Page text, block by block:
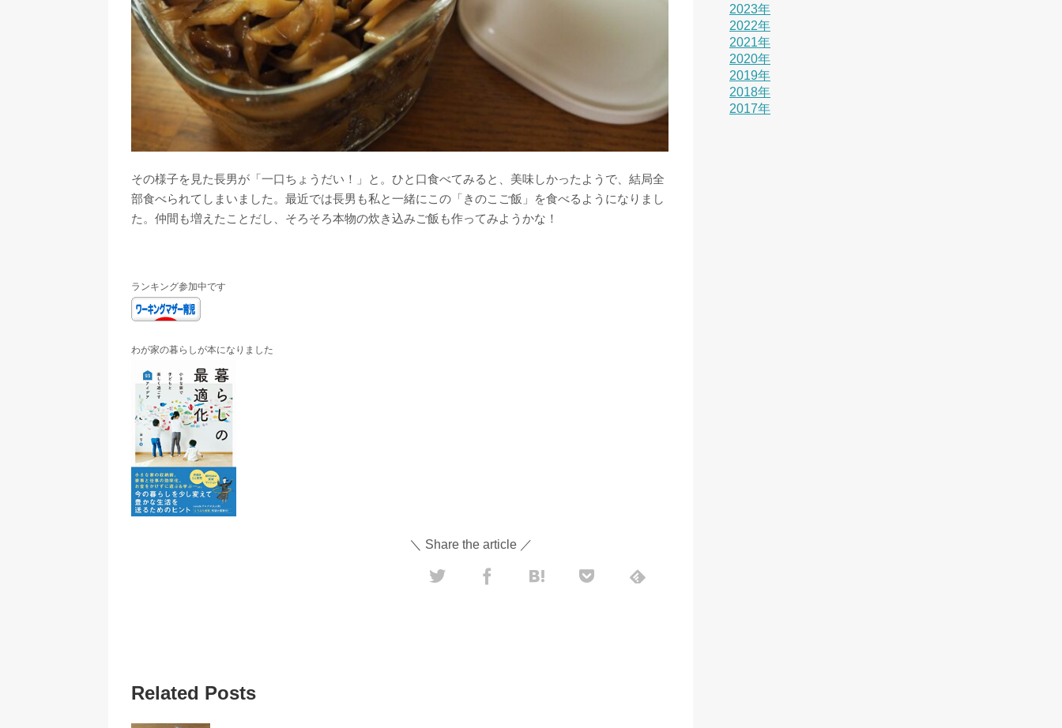
その様子を見た長男が「一口ちょうだい！」と。ひと口食べてみると、美味しかったようで、結局全
部食べられてしまいました。最近では長男も私と一緒にこの「きのこご飯」を食べるようになりまし
た。仲間も増えたことだし、そろそろ本物の炊き込みご飯も作ってみようかな！
ランキング参加中です
わが家の暮らしが本になりました
＼ Share the article ／
Related Posts
2023年
2022年
2021年
2020年
2019年
2018年
2017年